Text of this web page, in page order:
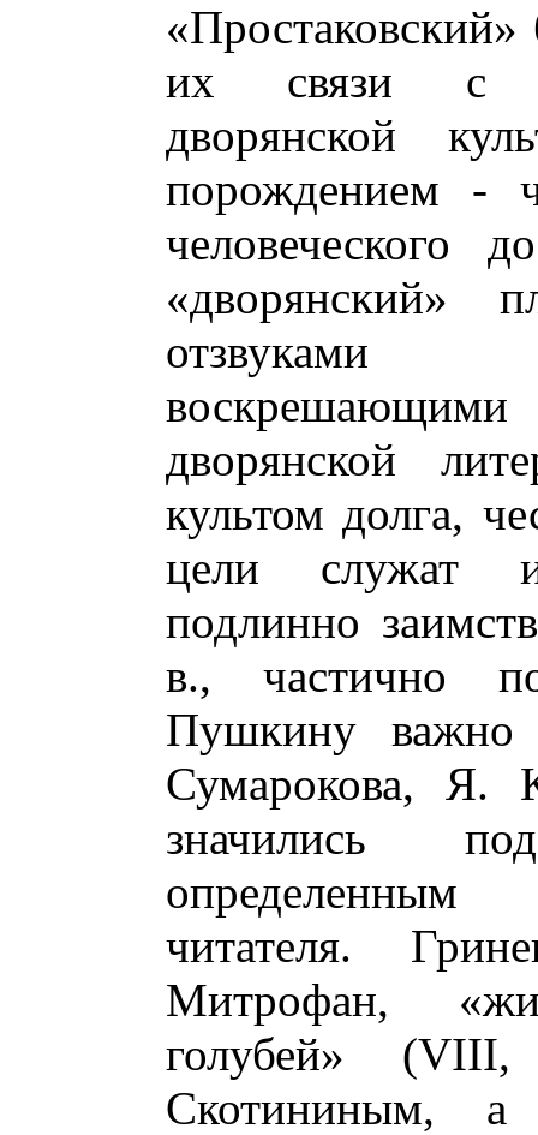
их связи с
дворянской
порождением -
человеческого
«дворянский»
отзвуками
дворянской
культом долга,
цели служат
подлинно
в., частично
Пушкину
Сумарокова, Я.
значились
читателя.
Митрофан,
голубей»
Скотининым,